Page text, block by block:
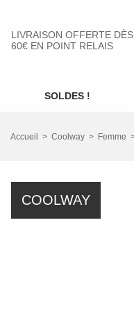
LIVRAISON OFFERTE DÈS
60€ EN POINT RELAIS
SOLDES !
Accueil Coolway Femme
COOLWAY